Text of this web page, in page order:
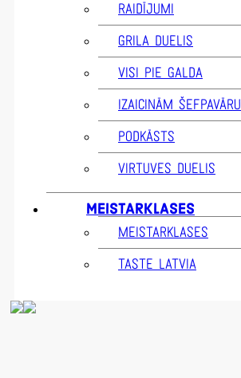
RAIDĪJUMI
GRILA DUELIS
VISI PIE GALDA
IZAICINĀM ŠEFPAVĀRU
PODKĀSTS
VIRTUVES DUELIS
MEISTARKLASES
MEISTARKLASES
TASTE LATVIA